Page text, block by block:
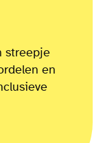
streepje
en